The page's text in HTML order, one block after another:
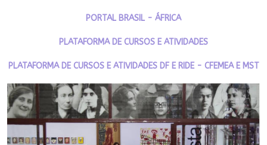
PORTAL BRASIL - ÁFRICA
PLATAFORMA DE CURSOS E ATIVIDADES
PLATAFORMA DE CURSOS E ATIVIDADES DF E RIDE - CFEMEA E MST